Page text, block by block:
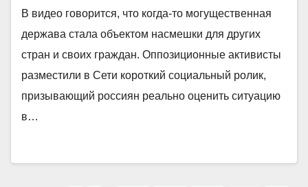
В видео говорится, что когда-то могущественная
держава стала объектом насмешки для других
стран и своих граждан. Оппозиционные активисты
разместили в Сети короткий социальный ролик,
призывающий россиян реально оценить ситуацию
в…